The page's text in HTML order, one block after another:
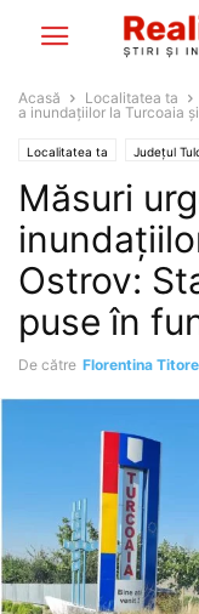
Acasă Localitatea ta
a inundațiilor la Turcoaia
Localitatea ta Județul
Măsuri
Ostrov:
puse în
De către Florentina